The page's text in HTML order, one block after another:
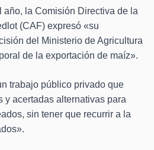
año, la Comisión Directiva de la
(CAF) expresó «su
del Ministerio de Agricultura
de la exportación de maíz».
trabajo público privado que
y acertadas alternativas para
sin tener que recurrir a la